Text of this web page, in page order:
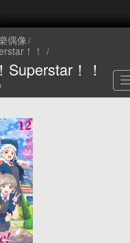
偶像
！！
Superstar！！